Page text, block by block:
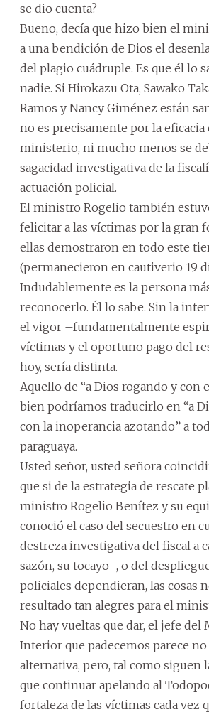
se dio cuenta?
Bueno, decía que hizo bien el
a una bendición de Dios el
del plagio cuádruple. Es que él lo
nadie. Si Hirokazu Ota, Sawako
Ramos y Nancy Giménez están
no es precisamente por la eficacia
ministerio, ni mucho menos se
sagacidad investigativa de la
actuación policial.
El ministro Rogelio también
felicitar a las víctimas por la gran
ellas demostraron en todo este
(permanecieron en cautiverio 19
Indudablemente es la persona
reconocerlo. Él lo sabe. Sin la
el vigor –fundamentalmente
víctimas y el oportuno pago del
hoy, sería distinta.
Aquello de “a Dios rogando y con
bien podríamos traducirlo en “a
con la inoperancia azotando” a
paraguaya.
Usted señor, usted señora
que si de la estrategia de rescate
ministro Rogelio Benítez y su
conoció el caso del secuestro en
destreza investigativa del fiscal a
sazón, su tocayo–, o del
policiales dependieran, las cosas
resultado tan alegres para el
No hay vueltas que dar, el jefe
Interior que padecemos parece
alternativa, pero, tal como siguen
que continuar apelando al
fortaleza de las víctimas cada vez